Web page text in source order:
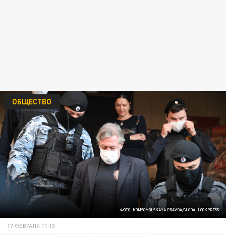
ФОТО: KOMSOMOLSKAYA PRAVDA/GLOBALLOOKPRESS
ОБЩЕСТВО
17 ФЕВРАЛЯ 11:13